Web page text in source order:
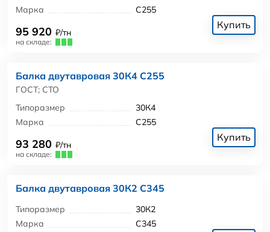
Марка
С255
95 920 ₽/тн
на складе:
Купить
Балка двутавровая 30К4 С255
ГОСТ; СТО
Типоразмер
30К4
Марка
С255
93 280 ₽/тн
на складе:
Купить
Балка двутавровая 30К2 С345
Типоразмер
30К2
Марка
С345